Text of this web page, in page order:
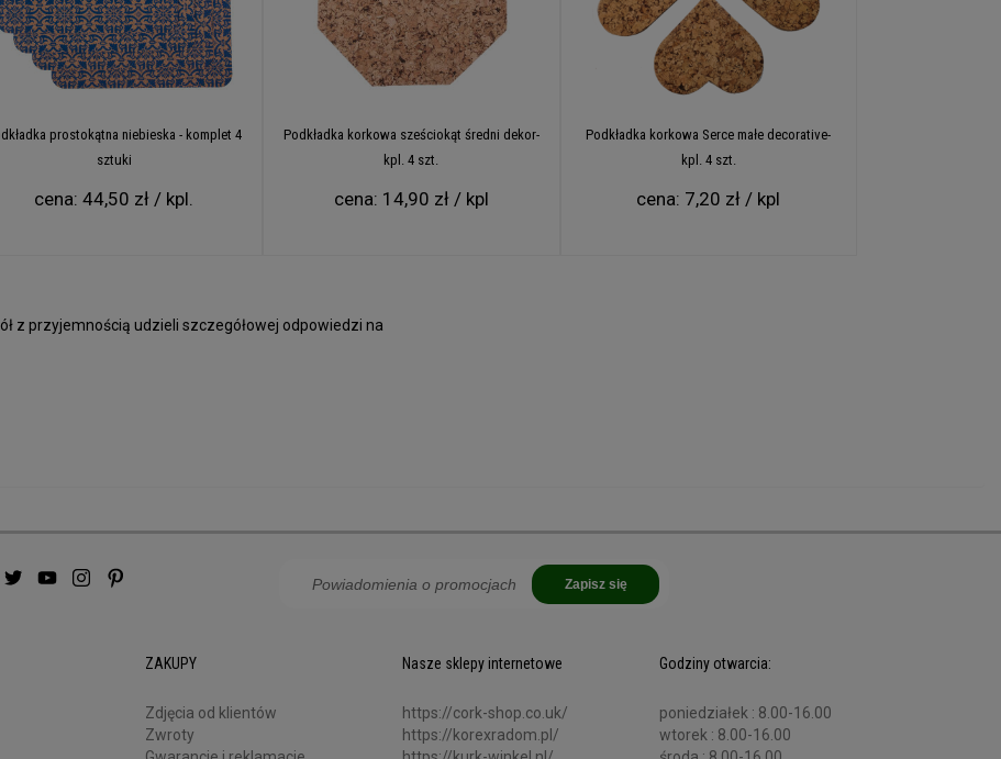
prostokątna niebieska - komplet 4
sztuki
cena: 44,50 zł / kpl.
Podkładka korkowa sześciokąt średni dekor-
kpl. 4 szt.
cena: 14,90 zł / kpl
Podkładka korkowa Serce małe decorative-
kpl. 4 szt.
cena: 7,20 zł / kpl
z przyjemnością udzieli szczegółowej odpowiedzi na
Zapisz się
ZAKUPY
Zdjęcia od klientów
Zwroty
Nasze sklepy internetowe
https://cork-shop.co.uk/
https://korexradom.pl/
Godziny otwarcia:
poniedziałek : 8.00-16.00
wtorek : 8.00-16.00